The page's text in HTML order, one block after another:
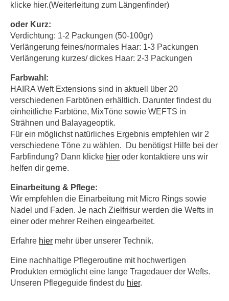
klicke hier.(Weiterleitung zum Längenfinder)
oder Kurz:
Verdichtung: 1-2 Packungen (50-100gr)
Verlängerung feines/normales Haar: 1-3 Packungen
Verlängerung kurzes/ dickes Haar: 2-3 Packungen
Farbwahl:
HAIRA Weft Extensions sind in aktuell über 20
verschiedenen Farbtönen erhältlich. Darunter findest du
einheitliche Farbtöne, MixTöne sowie WEFTS in
Strähnen und Balayageoptik.
Für ein möglichst natürliches Ergebnis empfehlen wir 2
verschiedene Töne zu wählen. Du benötigst Hilfe bei der
Farbfindung? Dann klicke hier oder kontaktiere uns wir
helfen dir gerne.
Einarbeitung & Pflege:
Wir empfehlen die Einarbeitung mit Micro Rings sowie
Nadel und Faden. Je nach Zielfrisur werden die Wefts in
einer oder mehrer Reihen eingearbeitet.
Erfahre hier mehr über unserer Technik.
Eine nachhaltige Pflegeroutine mit hochwertigen
Produkten ermöglicht eine lange Tragedauer der Wefts.
Unseren Pflegeguide findest du hier.